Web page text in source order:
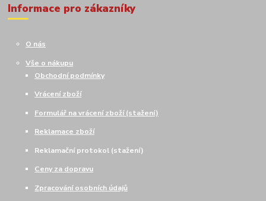
Informace pro zákazníky
O nás
Vše o nákupu
Obchodní podmínky
Vrácení zboží
Formulář na vrácení zboží (stažení)
Reklamace zboží
Reklamační protokol (stažení)
Ceny za dopravu
Zpracování osobních údajů